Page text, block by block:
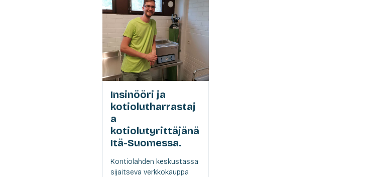
Insinööri ja
kotiolutharrastaj
a
kotiolutyrittäjänä
Itä-Suomessa.
Kontiolahden keskustassa
sijaitseva verkkokauppa